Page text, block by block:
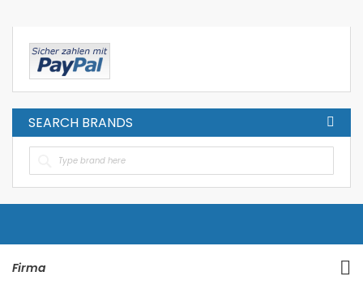
SEARCH BRANDS
Firma